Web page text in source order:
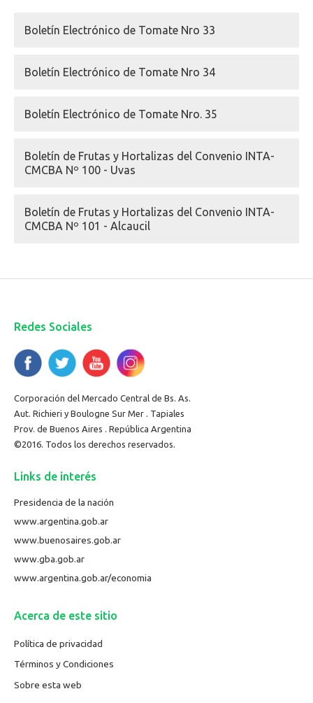
Boletín Electrónico de Tomate Nro 33
Boletín Electrónico de Tomate Nro 34
Boletín Electrónico de Tomate Nro. 35
Boletín de Frutas y Hortalizas del Convenio INTA-
CMCBA Nº 100 - Uvas
Boletín de Frutas y Hortalizas del Convenio INTA-
CMCBA Nº 101 - Alcaucil
Redes Sociales
Corporación del Mercado Central de Bs. As.
Aut. Richieri y Boulogne Sur Mer . Tapiales
Prov. de Buenos Aires . República Argentina
©2016. Todos los derechos reservados.
Links de interés
Presidencia de la nación
www.argentina.gob.ar
www.buenosaires.gob.ar
www.gba.gob.ar
www.argentina.gob.ar/economia
Acerca de este sitio
Política de privacidad
Términos y Condiciones
Sobre esta web